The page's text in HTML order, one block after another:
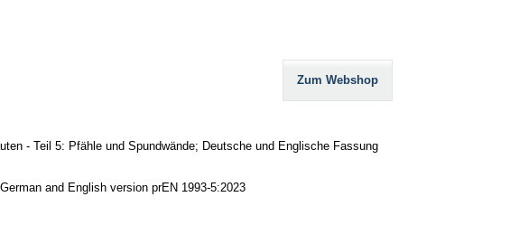
Zum Webshop
- Teil 5: Pfähle und Spundwände; Deutsche und Englische Fassung
and English version prEN 1993-5:2023